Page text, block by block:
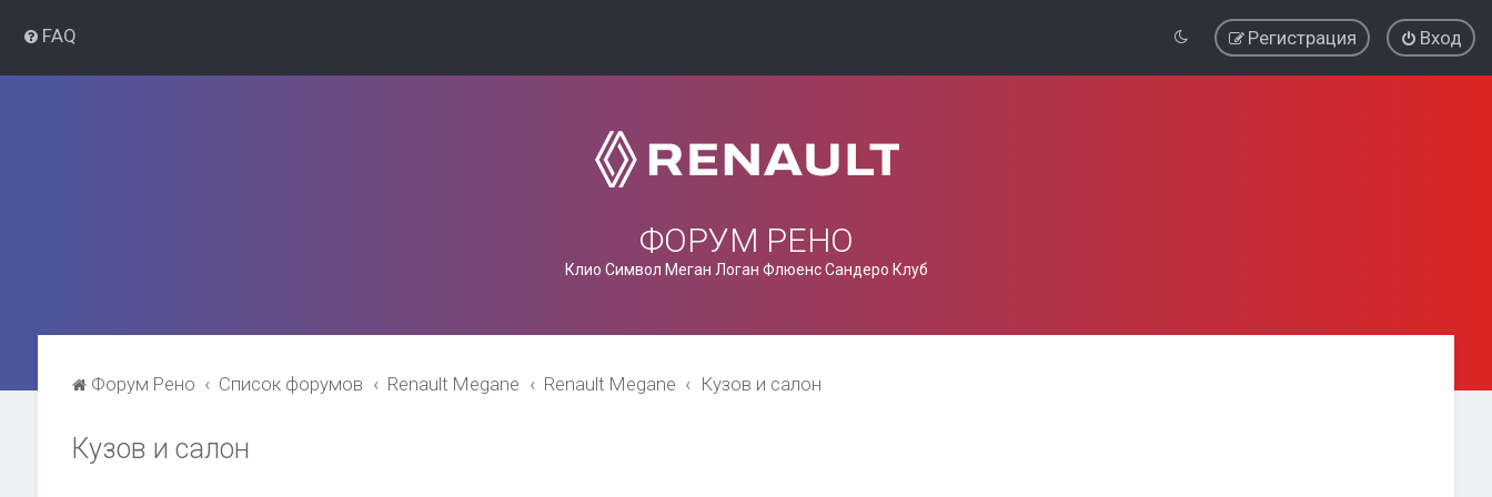
FAQ Вход
Регистрация
ФОРУМ РЕНО
Клио Символ Меган Логан Флюенс Сандеро Клуб
Форум Рено Список форумов Renault Megane Renault Megane Кузов и салон
Кузов и салон